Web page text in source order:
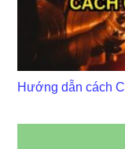
Hướng dẫn cách